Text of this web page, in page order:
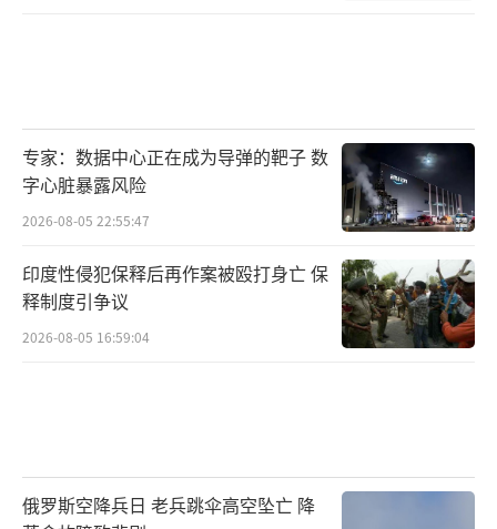
专家：数据中心正在成为导弹的靶子 数
字心脏暴露风险
2026-08-05 22:55:47
印度性侵犯保释后再作案被殴打身亡 保
释制度引争议
2026-08-05 16:59:04
俄罗斯空降兵日 老兵跳伞高空坠亡 降